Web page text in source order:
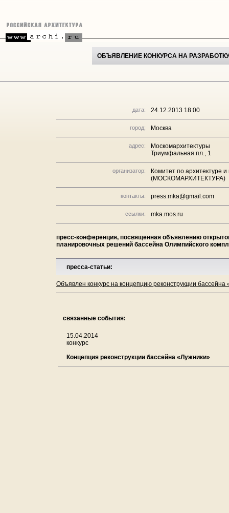
ОБЪЯВЛЕНИЕ КОНКУРСА НА
дата: 24.12.2013 18:00
город: Москва
адрес:
Москомархитектуры
Триумфальная пл., 1
организатор:
Комитет по архитектуре
(МОСКОМАРХИТЕКТУРА)
контакты: press.mka@gmail.com
ссылки: mka.mos.ru
пресс-конференция, посвященная объявлению
планировочных решений бассейна Олимпийского
пресса-статьи:
Объявлен конкурс на концепцию реконструкции бассейна
связанные события:
15.04.2014
конкурс
Концепция реконструкции бассейна «Лужники»